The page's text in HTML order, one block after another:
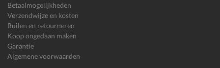
Betaalmogelijkheden
Verzendwijze en kosten
Ruilen en retourneren
Koop ongedaan maken
Garantie
Algemene voorwaarden